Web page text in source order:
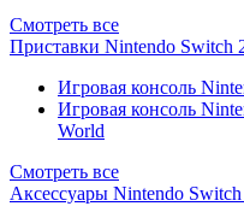
Смотреть все
Приставки Nintendo Switch
Игровая консоль
Игровая консоль
World
Смотреть все
Аксессуары Nintendo Switch